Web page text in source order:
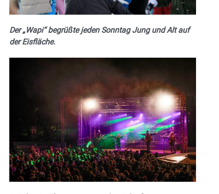
Der „Wapi“ begrüßte jeden Sonntag Jung und Alt auf
der Eisfläche.